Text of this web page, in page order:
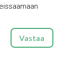
Vastaa